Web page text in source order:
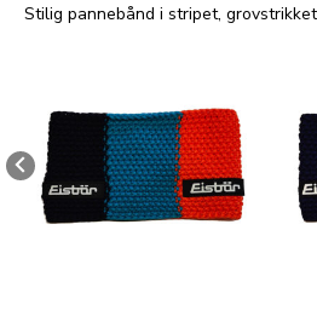
Stilig pannebånd i stripet,